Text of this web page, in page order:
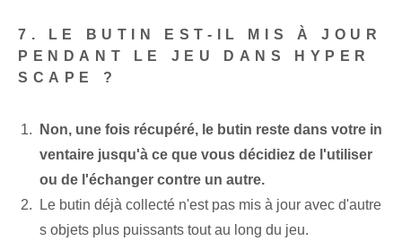
7. LE BUTIN EST-IL MIS À JOUR
PENDANT LE JEU DANS HYPER
SCAPE ?
Non, une fois récupéré, le butin reste dans votre in
ventaire jusqu'à ce que vous décidiez de l'utiliser
ou de l'échanger contre un autre.
Le butin déjà collecté n'est pas mis à jour avec d'autre
s objets plus puissants tout au long du jeu.